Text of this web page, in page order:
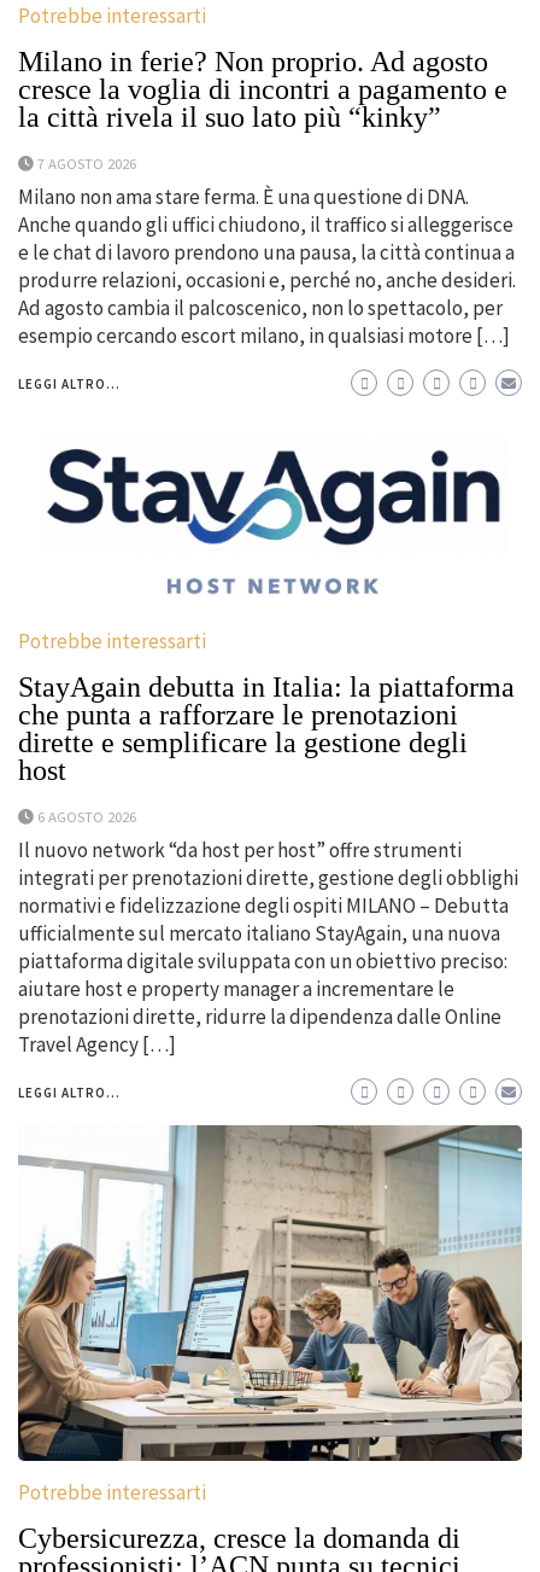
Potrebbe interessarti
Milano in ferie? Non proprio. Ad agosto
cresce la voglia di incontri a pagamento e
la città rivela il suo lato più “kinky”
7 AGOSTO 2026
Milano non ama stare ferma. È una questione di DNA.
Anche quando gli uffici chiudono, il traffico si alleggerisce
e le chat di lavoro prendono una pausa, la città continua a
produrre relazioni, occasioni e, perché no, anche desideri.
Ad agosto cambia il palcoscenico, non lo spettacolo, per
esempio cercando escort milano, in qualsiasi motore […]
LEGGI ALTRO...
Potrebbe interessarti
StayAgain debutta in Italia: la piattaforma
che punta a rafforzare le prenotazioni
dirette e semplificare la gestione degli
host
6 AGOSTO 2026
Il nuovo network “da host per host” offre strumenti
integrati per prenotazioni dirette, gestione degli obblighi
normativi e fidelizzazione degli ospiti MILANO – Debutta
ufficialmente sul mercato italiano StayAgain, una nuova
piattaforma digitale sviluppata con un obiettivo preciso:
aiutare host e property manager a incrementare le
prenotazioni dirette, ridurre la dipendenza dalle Online
Travel Agency […]
LEGGI ALTRO...
Potrebbe interessarti
Cybersicurezza, cresce la domanda di